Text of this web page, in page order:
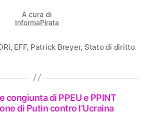
A cura di
InformaPirata
, EFF, Patrick Breyer, Stato di diritto
congiunta di PPEU e PPINT
di Putin contro l’Ucraina